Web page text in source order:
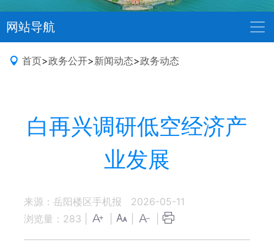
网站导航
首页>政务公开>新闻动态>政务动态
白再兴调研低空经济产
业发展
来源：岳阳楼区手机报
2026-05-11
浏览量： 283